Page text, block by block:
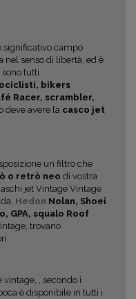
significativo campo
nel senso di libertà, ed è
sono tutti
bikers
Racer, scrambler,
deve avere la casco jet
un filtro che
o retrò neo di vostra
jet Vintage Vintage
Hedon Nolan, Shoei
GPA, squalo Roof
trovano
vintage, , secondo i
è disponibile in tutti i